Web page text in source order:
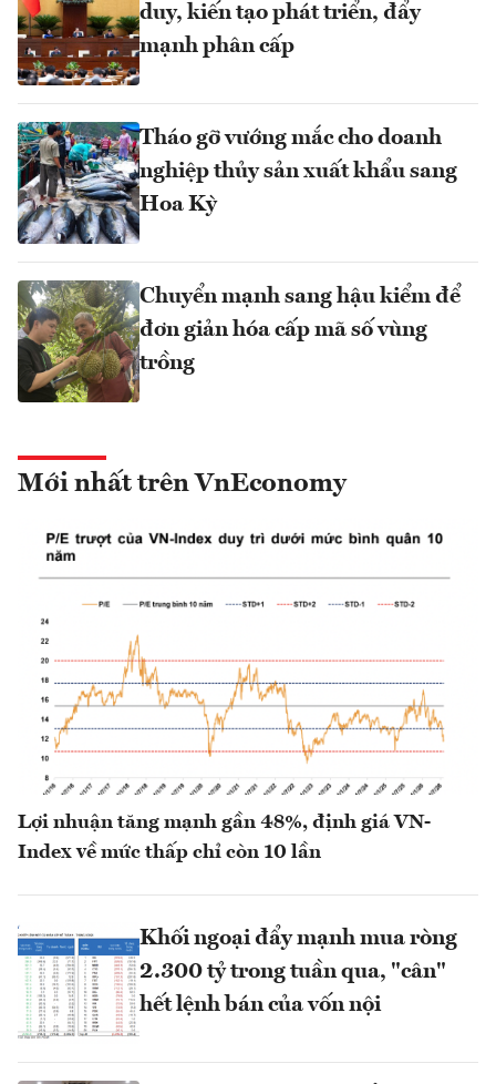
duy, kiến tạo phát triển, đẩy
mạnh phân cấp
Tháo gỡ vướng mắc cho doanh
nghiệp thủy sản xuất khẩu sang
Hoa Kỳ
Chuyển mạnh sang hậu kiểm để
đơn giản hóa cấp mã số vùng
trồng
Mới nhất trên VnEconomy
Lợi nhuận tăng mạnh gần 48%, định giá VN-
Index về mức thấp chỉ còn 10 lần
Khối ngoại đẩy mạnh mua ròng
2.300 tỷ trong tuần qua, "cân"
hết lệnh bán của vốn nội